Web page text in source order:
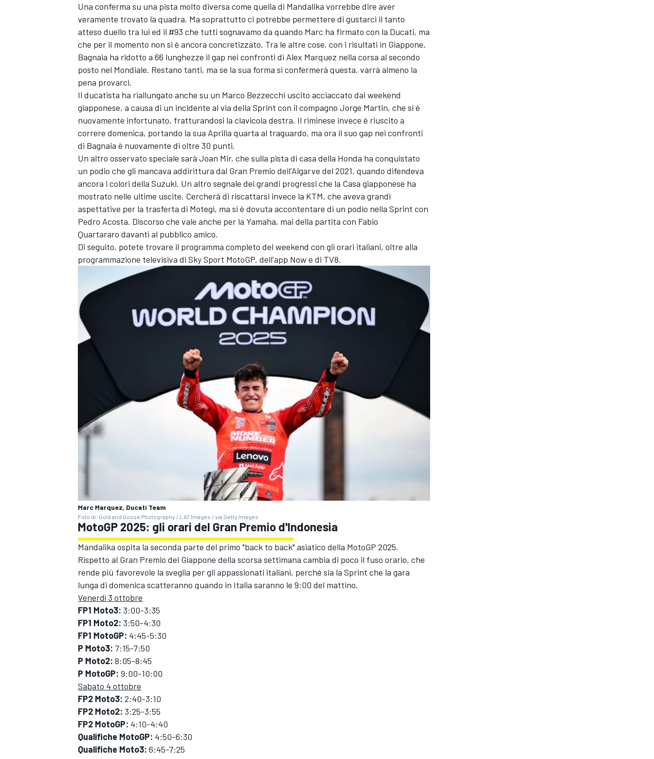
ENDURANCE/GT
MONOMARCA
RALLY
Una conferma su una pista molto diversa come quella di Mandalika vorrebbe dire aver
veramente trovato la quadra. Ma soprattutto ci potrebbe permettere di gustarci il tanto
atteso duello tra lui ed il #93 che tutti sognavamo da quando Marc ha firmato con la Ducati, ma
che per il momento non si è ancora concretizzato. Tra le altre cose, con i risultati in Giappone,
Bagnaia ha ridotto a 66 lunghezze il gap nei confronti di Alex Marquez nella corsa al secondo
posto nel Mondiale. Restano tanti, ma se la sua forma si confermerà questa, varrà almeno la
pena provarci.
Il ducatista ha riallungato anche su un Marco Bezzecchi uscito acciaccato dal weekend
giapponese, a causa di un incidente al via della Sprint con il compagno Jorge Martin, che si è
nuovamente infortunato, fratturandosi la clavicola destra. Il riminese invece è riuscito a
correre domenica, portando la sua Aprilia quarta al traguardo, ma ora il suo gap nei confronti
di Bagnaia è nuovamente di oltre 30 punti.
Un altro osservato speciale sarà Joan Mir, che sulla pista di casa della Honda ha conquistato
un podio che gli mancava addirittura dal Gran Premio dell'Algarve del 2021, quando difendeva
ancora i colori della Suzuki. Un altro segnale dei grandi progressi che la Casa giapponese ha
mostrato nelle ultime uscite. Cercherà di riscattarsi invece la KTM, che aveva grandi
aspettative per la trasferta di Motegi, ma si è dovuta accontentare di un podio nella Sprint con
Pedro Acosta. Discorso che vale anche per la Yamaha, mai della partita con Fabio
Quartararo davanti al pubblico amico.
Di seguito, potete trovare il programma completo del weekend con gli orari italiani, oltre alla
programmazione televisiva di Sky Sport MotoGP, dell'app Now e di TV8.
Marc Marquez, Ducati Team
Foto di: Gold and Goose Photography / LAT Images / via Getty Images
MotoGP 2025: gli orari del Gran Premio d'Indonesia
Mandalika ospita la seconda parte del primo "back to back" asiatico della MotoGP 2025.
Rispetto al Gran Premio del Giappone della scorsa settimana cambia di poco il fuso orario, che
rende più favorevole la sveglia per gli appassionati italiani, perché sia la Sprint che la gara
lunga di domenica scatteranno quando in Italia saranno le 9:00 del mattino.
Venerdì 3 ottobre
FP1 Moto3: 3:00-3:35
FP1 Moto2: 3:50-4:30
FP1 MotoGP: 4:45-5:30
P Moto3: 7:15-7:50
P Moto2: 8:05-8:45
P MotoGP: 9:00-10:00
Sabato 4 ottobre
FP2 Moto3: 2:40-3:10
FP2 Moto2: 3:25-3:55
FP2 MotoGP: 4:10-4:40
Qualifiche MotoGP: 4:50-6:30
Qualifiche Moto3: 6:45-7:25